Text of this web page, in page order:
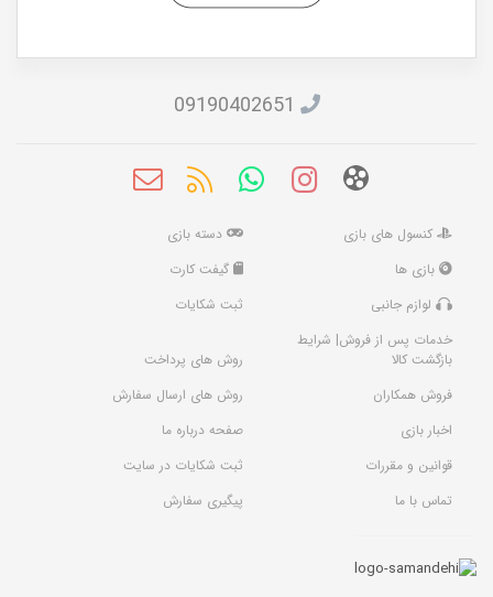
09190402651
کنسول های بازی
دسته بازی
بازی ها
گیفت کارت
لوازم جانبی
ثبت شکایات
خدمات پس از فروش| شرایط
بازگشت کالا
روش های پرداخت
فروش همکاران
روش های ارسال سفارش
اخبار بازی
صفحه درباره ما
قوانین و مقررات
ثبت شکایات در سایت
تماس با ما
پیگیری سفارش